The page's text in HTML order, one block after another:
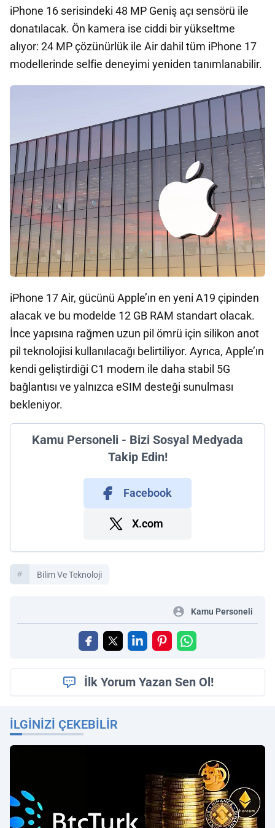
iPhone 16 serisindeki 48 MP Geniş açı sensörü ile
donatılacak. Ön kamera ise ciddi bir yükseltme
alıyor: 24 MP çözünürlük ile Air dahil tüm iPhone 17
modellerinde selfie deneyimi yeniden tanımlanabilir.
iPhone 17 Air, gücünü Apple’ın en yeni A19 çipinden
alacak ve bu modelde 12 GB RAM standart olacak.
İnce yapısına rağmen uzun pil ömrü için silikon anot
pil teknolojisi kullanılacağı belirtiliyor. Ayrıca, Apple’ın
kendi geliştirdiği C1 modem ile daha stabil 5G
bağlantısı ve yalnızca eSIM desteği sunulması
bekleniyor.
Kamu Personeli - Bizi Sosyal Medyada
Takip Edin!
Facebook
X.com
Bilim Ve Teknoloji
Kamu Personeli
İlk Yorum Yazan Sen Ol!
İLGINIZI ÇEKEBILIR